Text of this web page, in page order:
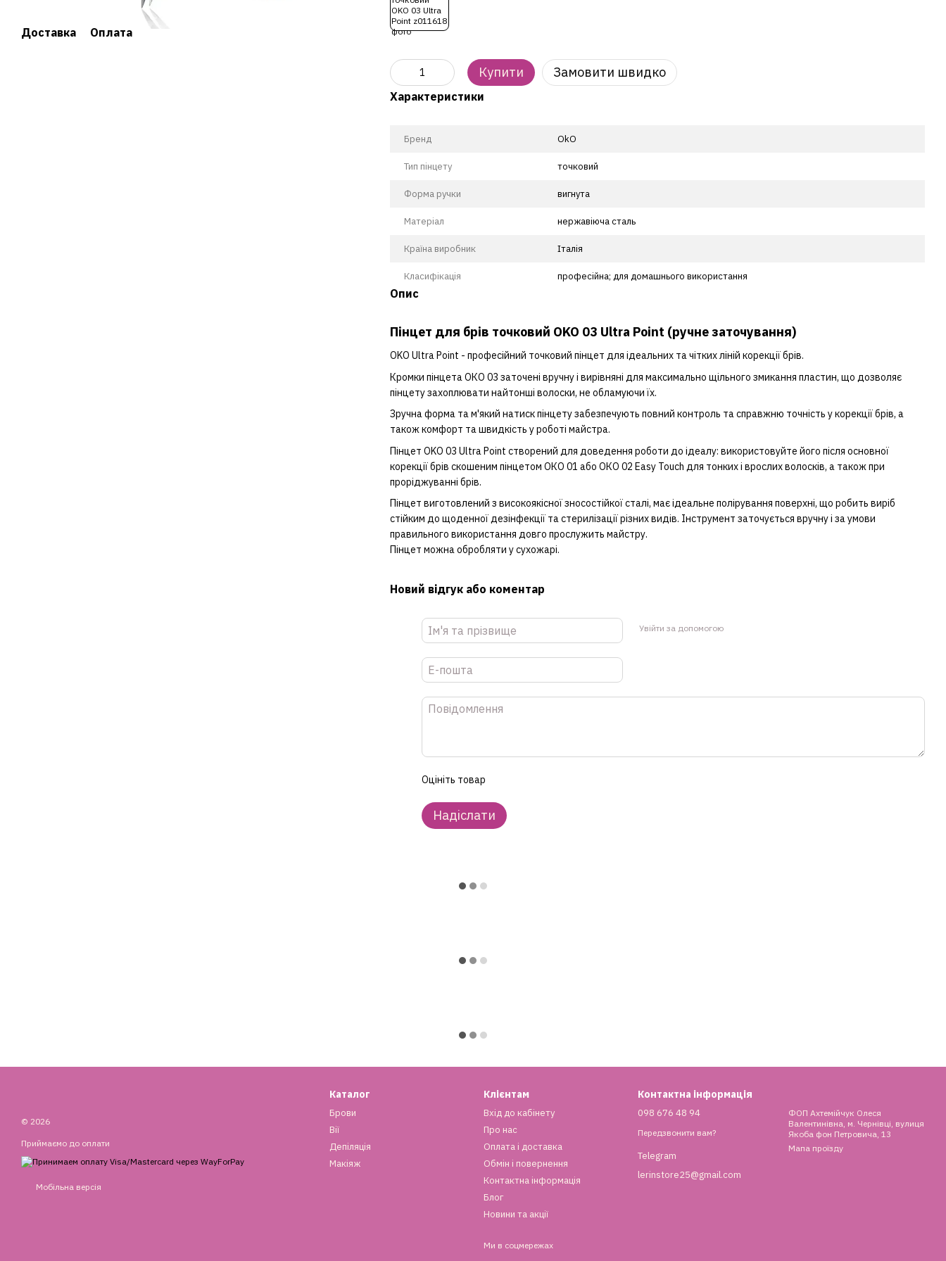
Доставка Оплата
Купити Замовити швидко
Характеристики
Бренд OkO
Тип пінцету точковий
Форма ручки вигнута
Матеріал нержавіюча сталь
Країна виробник Італія
Класифікація професійна; для домашнього використання
Опис
Пінцет для брів точковий OKO 03 Ultra Point (ручне заточування)
OKO Ultra Point - професійний точковий пінцет для ідеальних та чітких ліній корекції брів.
Кромки пінцета ОКО 03 заточені вручну і вирівняні для максимально щільного змикання пластин, що дозволяє
пінцету захоплювати найтонші волоски, не обламуючи їх.
Зручна форма та м'який натиск пінцету забезпечують повний контроль та справжню точність у корекції брів, а
також комфорт та швидкість у роботі майстра.
Пінцет OKO 03 Ultra Point створений для доведення роботи до ідеалу: використовуйте його після основної
корекції брів скошеним пінцетом ОКО 01 або ОКО 02 Easy Touch для тонких і врослих волосків, а також при
проріджуванні брів.
Пінцет виготовлений з високоякісної зносостійкої сталі, має ідеальне полірування поверхні, що робить виріб
стійким до щоденної дезінфекції та стерилізації різних видів. Інструмент заточується вручну і за умови
правильного використання довго прослужить майстру.
Пінцет можна обробляти у сухожарі.
Новий відгук або коментар
Увійти за допомогою
Оцініть товар
Надіслати
© 2026
Приймаємо до оплати
Мобільна версія
Каталог
Брови
Вії
Депіляція
Макіяж
Клієнтам
Вхід до кабінету
Про нас
Оплата і доставка
Обмін і повернення
Контактна інформація
Блог
Новини та акції
Ми в соцмережах
Контактна інформація
098 676 48 94
Передзвонити вам?
Telegram
lerinstore25@gmail.com
ФОП Ахтемійчук Олеся
Валентинівна, м. Чернівці, вулиця
Якоба фон Петровича, 13
Мапа проїзду